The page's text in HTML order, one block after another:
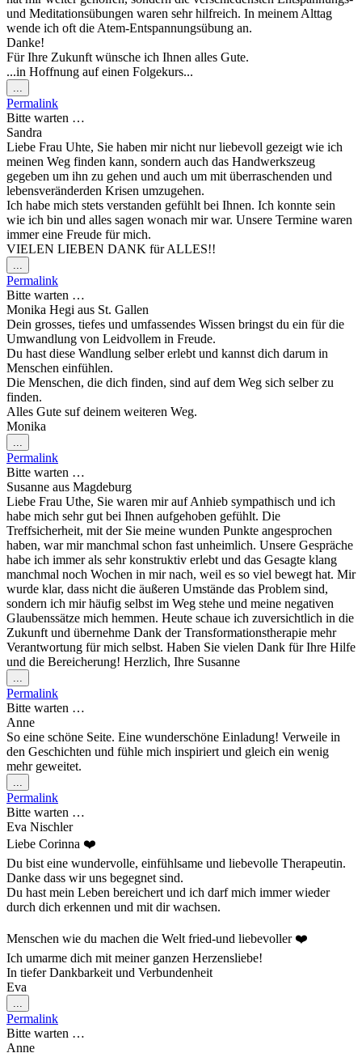
und Meditationsübungen waren sehr hilfreich. In meinem Alttag
wende ich oft die Atem-Entspannungsübung an.
Danke!
Für Ihre Zukunft wünsche ich Ihnen alles Gute.
...in Hoffnung auf einen Folgekurs...
...
Metabox
ein-/ausblenden.
Permalink
Bitte warten …
Sandra
Liebe Frau Uhte, Sie haben mir nicht nur liebevoll gezeigt wie ich
meinen Weg finden kann, sondern auch das Handwerkszeug
gegeben um ihn zu gehen und auch um mit überraschenden und
lebensveränderden Krisen umzugehen.
Ich habe mich stets verstanden gefühlt bei Ihnen. Ich konnte sein
wie ich bin und alles sagen wonach mir war. Unsere Termine waren
immer eine Freude für mich.
VIELEN LIEBEN DANK für ALLES!!
...
Metabox
ein-/ausblenden.
Permalink
Bitte warten …
Monika Hegi aus St. Gallen
Dein grosses, tiefes und umfassendes Wissen bringst du ein für die
Umwandlung von Leidvollem in Freude.
Du hast diese Wandlung selber erlebt und kannst dich darum in
Menschen einfühlen.
Die Menschen, die dich finden, sind auf dem Weg sich selber zu
finden.
Alles Gute suf deinem weiteren Weg.
Monika
...
Metabox
ein-/ausblenden.
Permalink
Bitte warten …
Susanne aus Magdeburg
Liebe Frau Uthe, Sie waren mir auf Anhieb sympathisch und ich
habe mich sehr gut bei Ihnen aufgehoben gefühlt. Die
Treffsicherheit, mit der Sie meine wunden Punkte angesprochen
haben, war mir manchmal schon fast unheimlich. Unsere Gespräche
habe ich immer als sehr konstruktiv erlebt und das Gesagte klang
manchmal noch Wochen in mir nach, weil es so viel bewegt hat. Mir
wurde klar, dass nicht die äußeren Umstände das Problem sind,
sondern ich mir häufig selbst im Weg stehe und meine negativen
Glaubenssätze mich hemmen. Heute schaue ich zuversichtlich in die
Zukunft und übernehme Dank der Transformationstherapie mehr
Verantwortung für mich selbst. Haben Sie vielen Dank für Ihre Hilfe
und die Bereicherung! Herzlich, Ihre Susanne
...
Metabox
ein-/ausblenden.
Permalink
Bitte warten …
Anne
So eine schöne Seite. Eine wunderschöne Einladung! Verweile in
den Geschichten und fühle mich inspiriert und gleich ein wenig
mehr geweitet.
...
Metabox
ein-/ausblenden.
Permalink
Bitte warten …
Eva Nischler
Liebe Corinna ❤️
Du bist eine wundervolle, einfühlsame und liebevolle Therapeutin.
Danke dass wir uns begegnet sind.
Du hast mein Leben bereichert und ich darf mich immer wieder
durch dich erkennen und mit dir wachsen.
Menschen wie du machen die Welt fried-und liebevoller ❤️
Ich umarme dich mit meiner ganzen Herzensliebe!
In tiefer Dankbarkeit und Verbundenheit
Eva
...
Metabox
ein-/ausblenden.
Permalink
Bitte warten …
Anne